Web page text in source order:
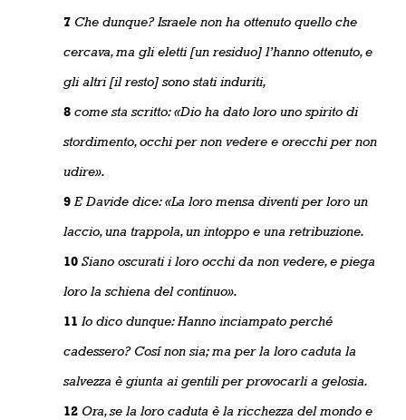
7 Che dunque? Israele non ha ottenuto quello che
cercava, ma gli eletti [un residuo] l’hanno ottenuto, e
gli altri [il resto] sono stati induriti,
8 come sta scritto: «Dio ha dato loro uno spirito di
stordimento, occhi per non vedere e orecchi per non
udire».
9 E Davide dice: «La loro mensa diventi per loro un
laccio, una trappola, un intoppo e una retribuzione.
10 Siano oscurati i loro occhi da non vedere, e piega
loro la schiena del continuo».
11 Io dico dunque: Hanno inciampato perché
cadessero? Cosí non sia; ma per la loro caduta la
salvezza è giunta ai gentili per provocarli a gelosia.
12 Ora, se la loro caduta è la ricchezza del mondo e